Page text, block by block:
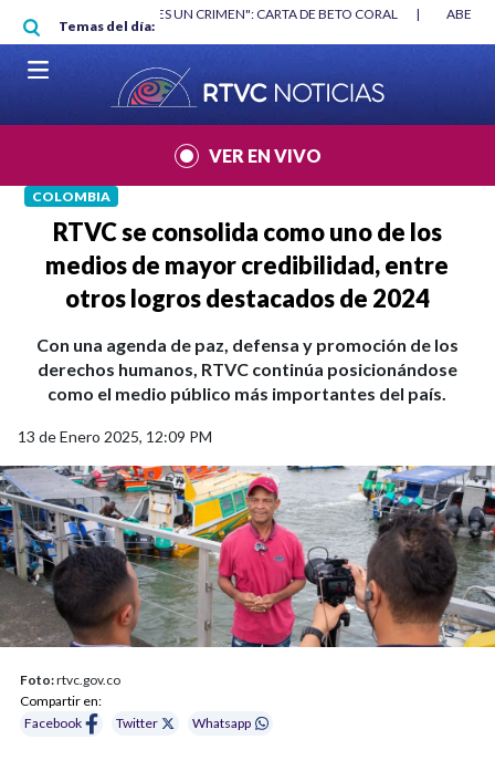
Pasar al contenido principal
Temas del día:
"HABLAR NO ES UN CRIMEN": CARTA DE BETO CORAL |
VER EN VIVO
COLOMBIA
RTVC se consolida como uno de los
medios de mayor credibilidad, entre
otros logros destacados de 2024
Con una agenda de paz, defensa y promoción de los
derechos humanos, RTVC continúa posicionándose
como el medio público más importantes del país.
13 de Enero 2025, 12:09 PM
Foto:rtvc.gov.co
Compartir en:
Facebook
Twitter Whatsapp